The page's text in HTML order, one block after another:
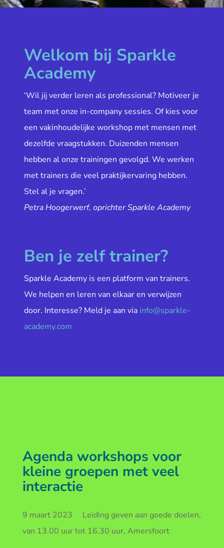
Welkom bij Sparkle
Academy
‘Wil jij verder leren als professional? Motiveer je
team met onze in-company sessies. Of kies voor
een vakinhoudelijke workshop met mensen met
dezelfde vraagstukken. Duizenden mensen
hebben al onze trainingen gevolgd. We werken
met trainers die veel praktijkervaring hebben.
Stel al je vragen.’
Petra Hoogerwerf, oprichter Sparkle Academy
Ben je zelf trainer?
Sparkle Academy is een platform van trainers.
We helpen en leren van elkaar en verwijzen
door. Interesse? Meld je aan via info@sparkle-
academy.com
Agenda workshops voor
kleine groepen met veel
interactie
9 maart 2023 Leiding geven aan goede doelen,
van 13.00 uur tot 16.30 uur, Amersfoort